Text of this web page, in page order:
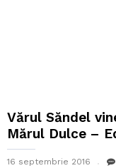
Vărul Săndel
Mărul Dulce –
16 septembrie 2016